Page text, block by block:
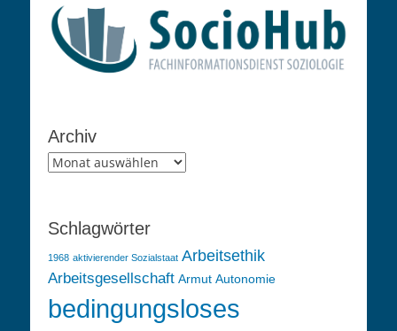
Archiv
Archiv
Schlagwörter
1968 aktivierender Sozialstaat Arbeitsethik
Arbeitsgesellschaft Armut Autonomie
bedingungsloses